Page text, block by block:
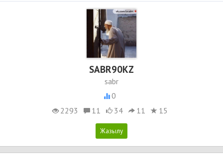
SABR90KZ
sabr
0
2293
11 34 11 15